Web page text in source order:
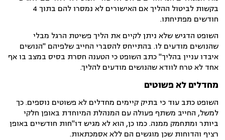
בקשות לביטול ההליך אם האישורים לא נמסרו להם בתוך 4
חודשים מפתיחתו.
השופט הדגיש שלא ניתן לקיים את הליך פשיטת הרגל מבלי
שהנושים מודעים לו. בהתייחס להסברי החייב שלפיהם "הנושים
איבדו עניין בהליך" כתב השופט כי הטענה חסרת בסיס במצב בו אף
אחד לא טרח לוודא שהנושים מודעים להליך.
מחדלים לא פשוטים
השופט כתב עוד כי בתיק קיימים מחדלים לא פשוטים נוספים. כך
למשל, החייב משתף פעולה עם המנהלת המיוחדת באופן חלקי
ביותר ומתחמק ממנה. כמו כן, הוא לא מגיש דו"חות חודשיים באופן
רציף והדוחות שכן מוגשים הם ללא אסמכתאות.